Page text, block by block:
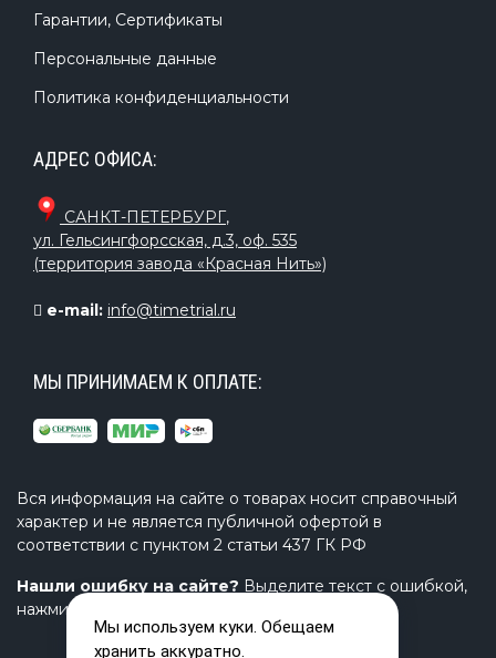
Гарантии, Сертификаты
Персональные данные
Политика конфиденциальности
АДРЕС ОФИСА:
САНКТ-ПЕТЕРБУРГ,
ул. Гельсингфорсская, д.3, оф. 535
(территория завода «Красная Нить»)
e-mail: info@timetrial.ru
МЫ ПРИНИМАЕМ К ОПЛАТЕ:
Вся информация на сайте о товарах носит справочный
характер и не является публичной офертой в
соответствии с пунктом 2 статьи 437 ГК РФ
Нашли ошибку на сайте? Выделите текст с ошибкой,
нажмите Ctrl+Enter и напишите нам.
Мы используем куки. Обещаем
хранить аккуратно.